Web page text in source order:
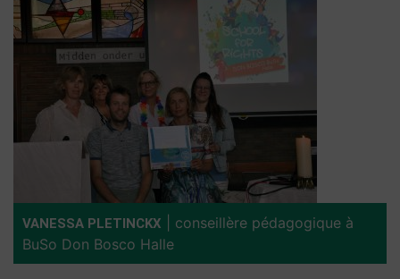
VANESSA PLETINCKX
conseillère pédagogique à
BuSo Don Bosco Halle